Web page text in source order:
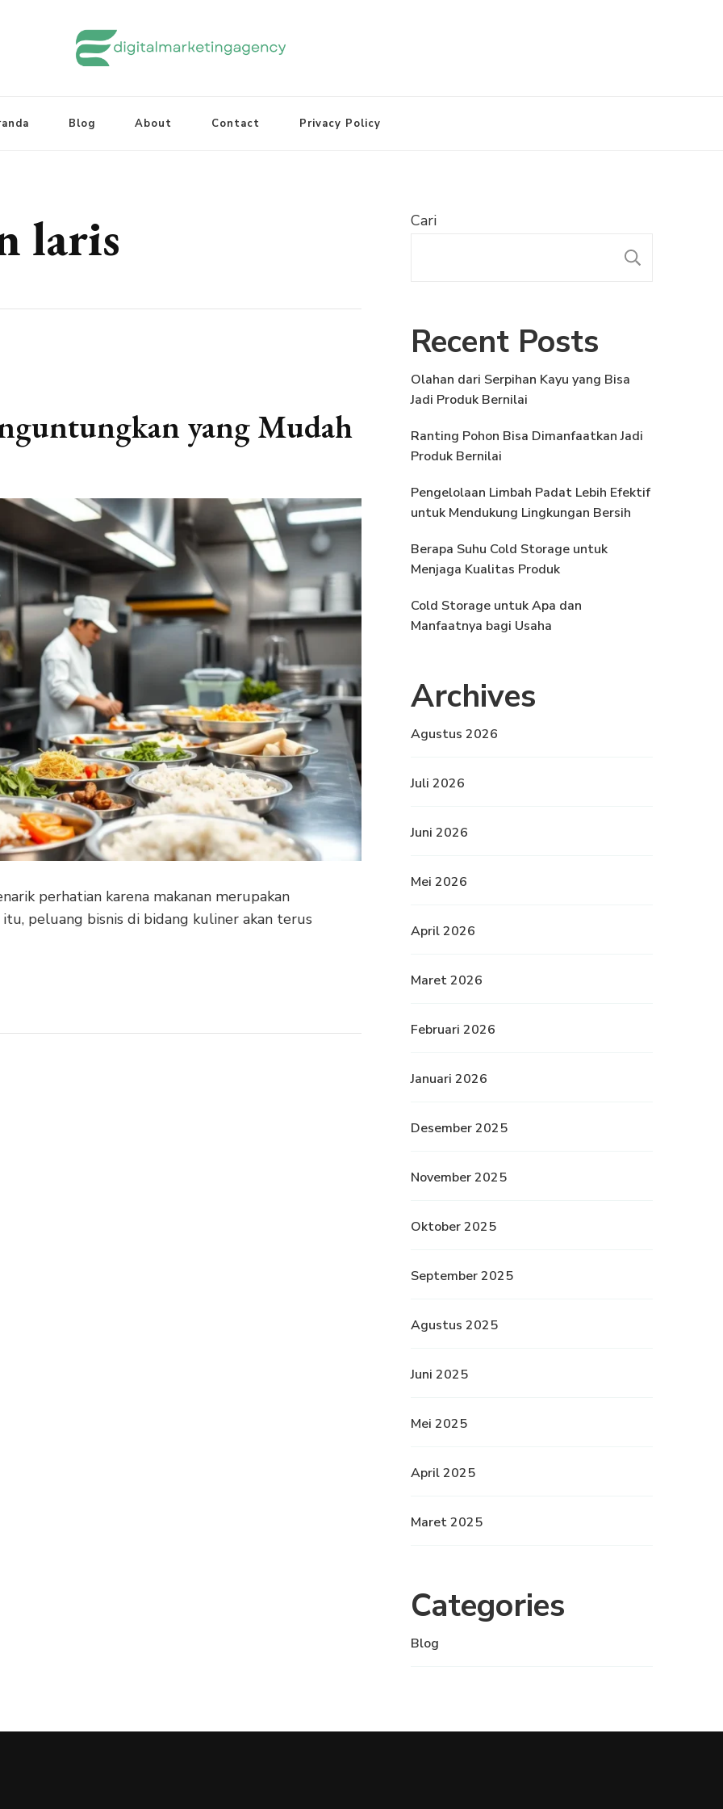
Blog About Contact Privacy Policy
laris
yang Mudah
perhatian karena makanan merupakan
peluang bisnis di bidang kuliner akan terus
Cari
Recent Posts
Olahan dari Serpihan Kayu yang Bisa
Jadi Produk Bernilai
Ranting Pohon Bisa Dimanfaatkan Jadi
Produk Bernilai
Pengelolaan Limbah Padat Lebih Efektif
untuk Mendukung Lingkungan Bersih
Berapa Suhu Cold Storage untuk
Menjaga Kualitas Produk
Cold Storage untuk Apa dan
Manfaatnya bagi Usaha
Archives
Agustus 2026
Juli 2026
Juni 2026
Mei 2026
April 2026
Maret 2026
Februari 2026
Januari 2026
Desember 2025
November 2025
Oktober 2025
September 2025
Agustus 2025
Juni 2025
Mei 2025
April 2025
Maret 2025
Categories
Blog